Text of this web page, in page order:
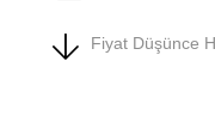
Fiyat Düşünce